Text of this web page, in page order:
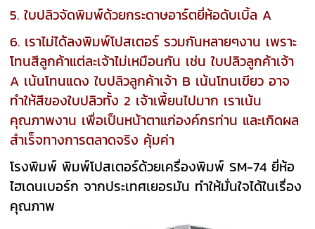
5. ใบปลิวจัดพิมพ์ด้วยกระดาษอาร์ตยี่ห้อดับเบิ้ล A
6. เราไม่ได้ลงพิมพ์โปสเตอร์ รวมกันหลายๆงาน เพราะ
โทนสีลูกค้าแต่ละเจ้าไม่เหมือนกัน เช่น ใบปลิวลูกค้าเจ้า
A เน้นโทนแดง ใบปลิวลูกค้าเจ้า B เน้นโทนเขียว อาจ
ทำให้สีของใบปลิวทั้ง 2 เจ้าเพี้ยนไปมาก เราเน้น
คุณภาพงาน เพื่อเป็นหน้าตาแก่องค์กรท่าน และเกิดผล
สำเร็จทางการตลาดจริง คุ้มค่า
โรงพิมพ์ พิมพ์โปสเตอร์ด้วยเครื่องพิมพ์ SM-74 ยี่ห้อ
ไฮเดนเบอร์ก จากประเทศเยอรมัน ทำให้มั่นใจได้ในเรื่อง
คุณภาพ